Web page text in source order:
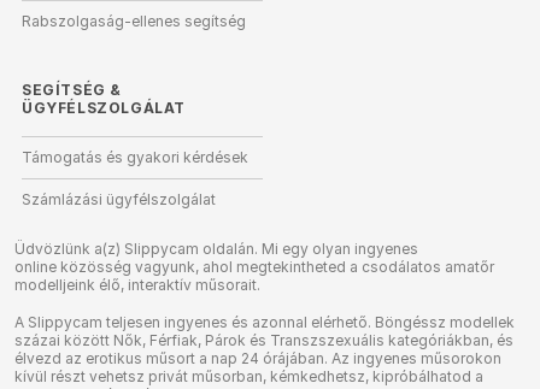
Rabszolgaság-ellenes segítség
SEGÍTSÉG &
ÜGYFÉLSZOLGÁLAT
Támogatás és gyakori kérdések
Számlázási ügyfélszolgálat
Üdvözlünk a(z) Slippycam oldalán. Mi egy olyan ingyenes
online közösség vagyunk, ahol megtekintheted a csodálatos amatőr
modelljeink élő, interaktív műsorait.
A Slippycam teljesen ingyenes és azonnal elérhető. Böngéssz modellek
százai között Nők, Férfiak, Párok és Transzszexuális kategóriákban, és
élvezd az erotikus műsort a nap 24 órájában. Az ingyenes műsorokon
kívül részt vehetsz privát műsorban, kémkedhetsz, kipróbálhatod a